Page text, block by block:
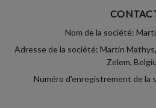
Nom de la société:
Adresse de la société: Martin
Zelem,
Numéro d'enregistrement de la